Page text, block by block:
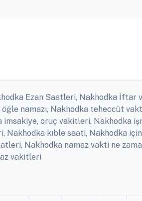
Ezan Saatleri, Nakhodka İftar
namazı, Nakhodka teheccüt
imsakiye, oruç vakitleri, Nakhodka
Nakhodka kıble saati, Nakhodka
Nakhodka namaz vakti ne
vakitleri